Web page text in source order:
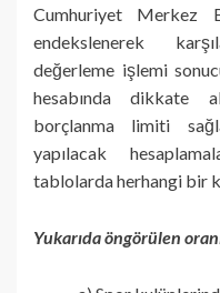
Cumhuriyet Merkez
endekslenerek
değerleme işlemi
hesabında dikkate
borçlanma limiti
yapılacak
tablolarda herhangi bir
Yukarıda öngörülen